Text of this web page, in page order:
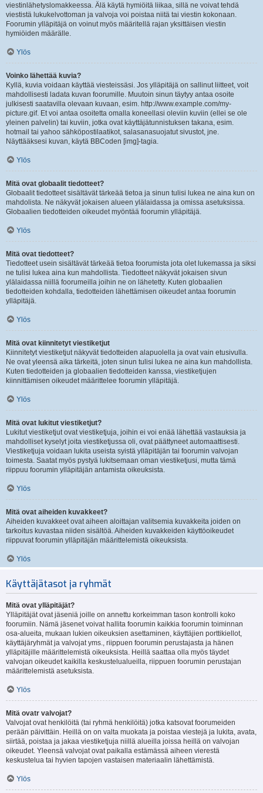
viestinlähetyslomakkeessa. Älä käytä hymiöitä liikaa, sillä ne voivat tehdä
viestistä lukukelvottoman ja valvoja voi poistaa niitä tai viestin kokonaan.
Foorumin ylläpitäjä on voinut myös määritellä rajan yksittäisen viestin
hymiöiden määrälle.
Ylös
Voinko lähettää kuvia?
Kyllä, kuvia voidaan käyttää viesteissäsi. Jos ylläpitäjä on sallinut liitteet, voit
mahdollisesti ladata kuvan foorumille. Muutoin sinun täytyy antaa osoite
julkisesti saatavilla olevaan kuvaan, esim. http://www.example.com/my-
picture.gif. Et voi antaa osoitetta omalla koneellasi oleviin kuviin (ellei se ole
yleinen palvelin) tai kuviin, jotka ovat käyttäjätunnistuksen takana, esim.
hotmail tai yahoo sähköpostilaatikot, salasanasuojatut sivustot, jne.
Näyttääksesi kuvan, käytä BBCoden [img]-tagia.
Ylös
Mitä ovat globaalit tiedotteet?
Globaalit tiedotteet sisältävät tärkeää tietoa ja sinun tulisi lukea ne aina kun on
mahdolista. Ne näkyvät jokaisen alueen ylälaidassa ja omissa asetuksissa.
Globaalien tiedotteiden oikeudet myöntää foorumin ylläpitäjä.
Ylös
Mitä ovat tiedotteet?
Tiedotteet usein sisältävät tärkeää tietoa foorumista jota olet lukemassa ja siksi
ne tulisi lukea aina kun mahdollista. Tiedotteet näkyvät jokaisen sivun
ylälaidassa niillä foorumeilla joihin ne on lähetetty. Kuten globaalien
tiedotteiden kohdalla, tiedotteiden lähettämisen oikeudet antaa foorumin
ylläpitäjä.
Ylös
Mitä ovat kiinnitetyt viestiketjut
Kiinnitetyt viestiketjut näkyvät tiedotteiden alapuolella ja ovat vain etusivulla.
Ne ovat yleensä aika tärkeitä, joten sinun tulisi lukea ne aina kun mahdollista.
Kuten tiedotteiden ja globaalien tiedotteiden kanssa, viestiketjujen
kiinnittämisen oikeudet määrittelee foorumin ylläpitäjä.
Ylös
Mitä ovat lukitut viestiketjut?
Lukitut viestiketjut ovat viestiketjuja, joihin ei voi enää lähettää vastauksia ja
mahdolliset kyselyt joita viestiketjussa oli, ovat päättyneet automaattisesti.
Viestiketjuja voidaan lukita useista syistä ylläpitäjän tai foorumin valvojan
toimesta. Saatat myös pystyä lukitsemaan oman viestiketjusi, mutta tämä
riippuu foorumin ylläpitäjän antamista oikeuksista.
Ylös
Mitä ovat aiheiden kuvakkeet?
Aiheiden kuvakkeet ovat aiheen aloittajan valitsemia kuvakkeita joiden on
tarkoitus kuvastaa niiden sisältöä. Aiheiden kuvakkeiden käyttöoikeudet
riippuvat foorumin ylläpitäjän määrittelemistä oikeuksista.
Ylös
Käyttäjätasot ja ryhmät
Mitä ovat ylläpitäjät?
Ylläpitäjät ovat jäseniä joille on annettu korkeimman tason kontrolli koko
foorumiin. Nämä jäsenet voivat hallita foorumin kaikkia foorumin toiminnan
osa-alueita, mukaan lukien oikeuksien asettaminen, käyttäjien porttikiellot,
käyttäjäryhmät ja valvojat yms., riippuen foorumin perustajasta ja hänen
ylläpitäjille määrittelemistä oikeuksista. Heillä saattaa olla myös täydet
valvojan oikeudet kaikilla keskustelualueilla, riippuen foorumin perustajan
määrittelemistä asetuksista.
Ylös
Mitä ovatr valvojat?
Valvojat ovat henkilöitä (tai ryhmä henkilöitä) jotka katsovat foorumeiden
perään päivittäin. Heillä on on valta muokata ja poistaa viestejä ja lukita, avata,
siirtää, poistaa ja jakaa viestiketjuja niillä alueilla joissa heillä on valvojan
oikeudet. Yleensä valvojat ovat paikalla estämässä aiheen vierestä
keskustelua tai hyvien tapojen vastaisen materiaalin lähettämistä.
Ylös